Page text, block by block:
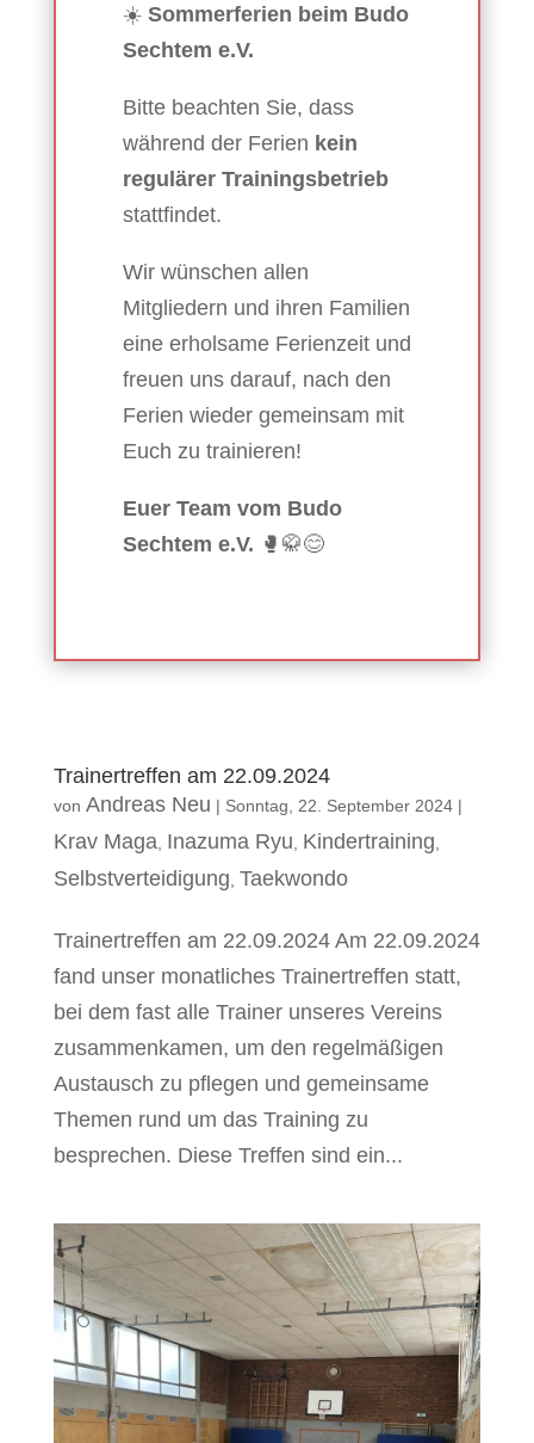
☀️ Sommerferien beim Budo
Sechtem e.V.
Bitte beachten Sie, dass
während der Ferien kein
regulärer Trainingsbetrieb
stattfindet.
Wir wünschen allen
Mitgliedern und ihren Familien
eine erholsame Ferienzeit und
freuen uns darauf, nach den
Ferien wieder gemeinsam mit
Euch zu trainieren!
Euer Team vom Budo
Sechtem e.V. 🥊🥋😊
Trainertreffen am 22.09.2024
von Andreas Neu | Sonntag, 22. September 2024|
Krav Maga Inazuma Ryu Kindertraining
Selbstverteidigung Taekwondo
Trainertreffen am 22.09.2024 Am 22.09.2024
fand unser monatliches Trainertreffen statt,
bei dem fast alle Trainer unseres Vereins
zusammenkamen, um den regelmäßigen
Austausch zu pflegen und gemeinsame
Themen rund um das Training zu
besprechen. Diese Treffen sind ein...